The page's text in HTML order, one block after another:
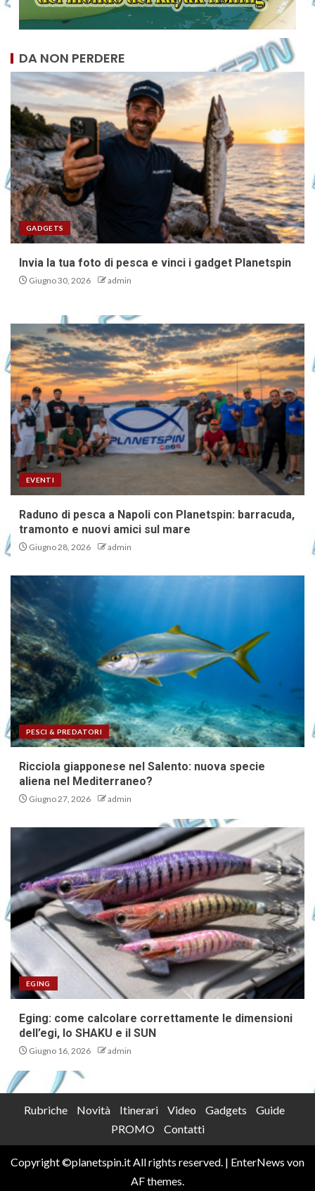
DA NON PERDERE
GADGETS
Invia la tua foto di pesca e vinci i gadget Planetspin
Giugno 30, 2026 admin
EVENTI
Raduno di pesca a Napoli con Planetspin: barracuda,
tramonto e nuovi amici sul mare
Giugno 28, 2026 admin
PESCI & PREDATORI
Ricciola giapponese nel Salento: nuova specie
aliena nel Mediterraneo?
Giugno 27, 2026 admin
EGING
Eging: come calcolare correttamente le dimensioni
dell’egi, lo SHAKU e il SUN
Giugno 16, 2026 admin
Rubriche Novità Itinerari Video Gadgets
Guide
PROMO
Contatti
Copyright ©planetspin.it All rights reserved. | EnterNews von
AF themes.